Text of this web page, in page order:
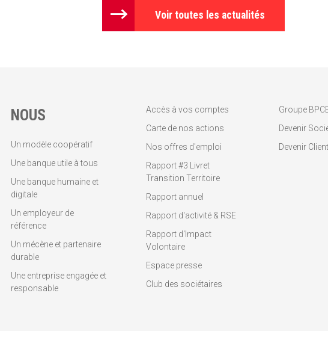
Voir toutes les actualités
NOUS
Un modèle coopératif
Une banque utile à tous
Une banque humaine et
digitale
Un employeur de
référence
Un mécène et partenaire
durable
Une entreprise engagée et
responsable
Accès à vos comptes
Carte de nos actions
Nos offres d'emploi
Rapport #3 Livret
Transition Territoire
Rapport annuel
Rapport d'activité & RSE
Rapport d'Impact
Volontaire
Espace presse
Club des sociétaires
Groupe
Devenir
Devenir Client